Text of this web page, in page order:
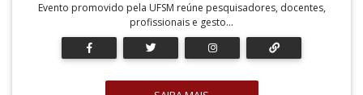
Evento promovido pela UFSM reúne pesquisadores, docentes,
profissionais e gesto...